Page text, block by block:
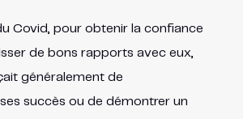
Covid, pour obtenir la confiance
de bons rapports avec eux,
généralement de
succès ou de démontrer un